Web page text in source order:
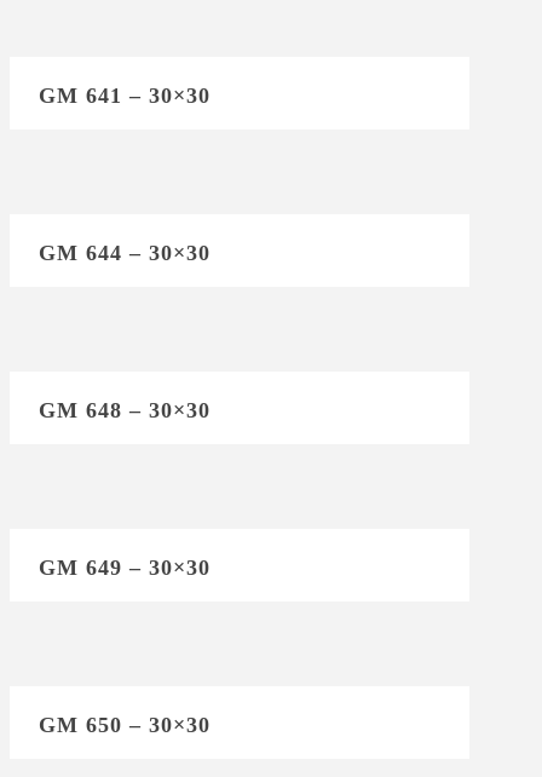
GM 641 – 30×30
GM 644 – 30×30
GM 648 – 30×30
GM 649 – 30×30
GM 650 – 30×30